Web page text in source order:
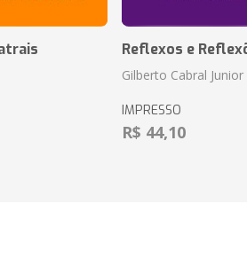
Reflexos e
Gilberto Cabral Junior
IMPRESSO
R$ 44,10